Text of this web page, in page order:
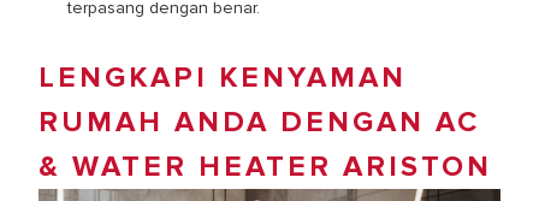
terpasang dengan benar.
LENGKAPI KENYAMAN
RUMAH ANDA DENGAN AC
& WATER HEATER ARISTON